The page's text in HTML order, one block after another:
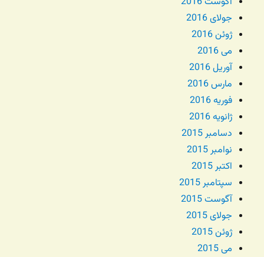
جولای 2016
ژوئن 2016
می 2016
آوریل 2016
مارس 2016
فوریه 2016
ژانویه 2016
دسامبر 2015
نوامبر 2015
اکتبر 2015
سپتامبر 2015
آگوست 2015
جولای 2015
ژوئن 2015
می 2015